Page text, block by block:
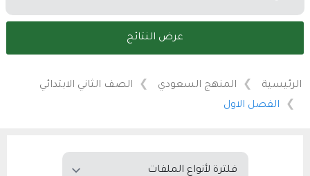
عرض النتائج
الرئيسية المنهج السعودي
الصف الثاني الابتدائي
الفصل الاول